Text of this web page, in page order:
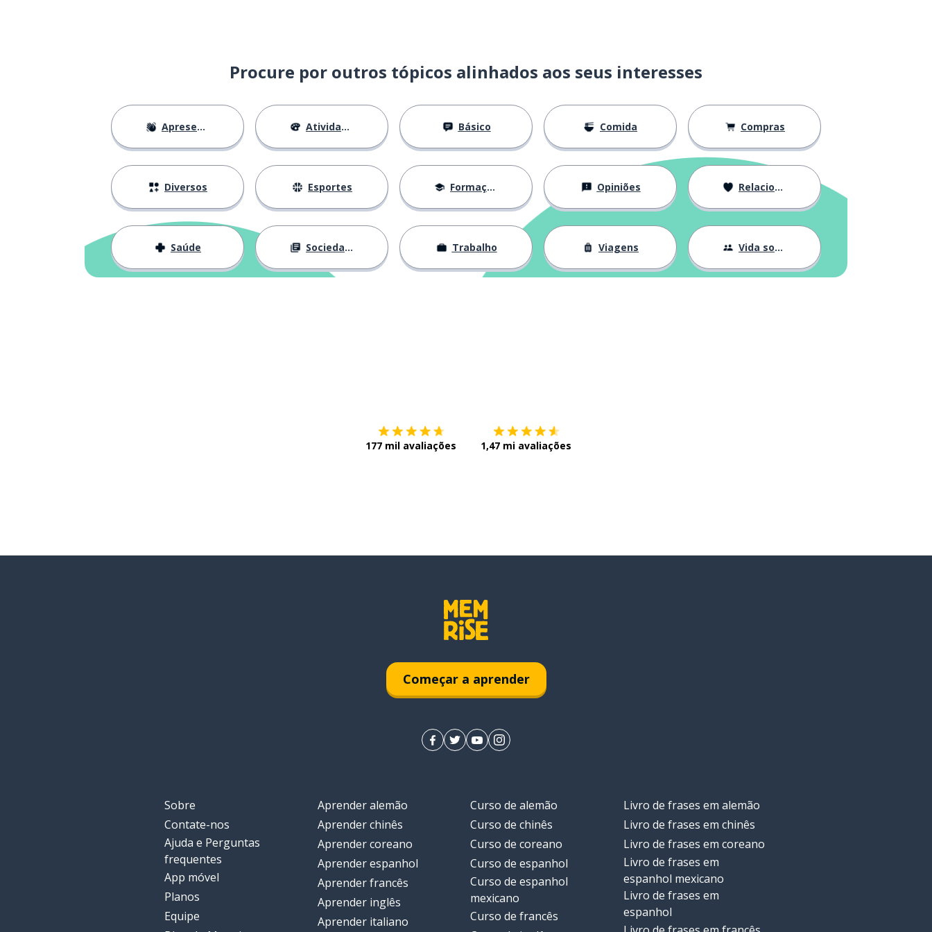
Procure por outros tópicos alinhados aos seus interesses
Apresentações Atividades Básico Comida Compras
Diversos Esportes Formação Opiniões Relacionamentos
Saúde Sociedade Trabalho Viagens Vida social
177 mil avaliações 1,47 mi avaliações
Começar a aprender
Sobre
Contate-nos
Ajuda e Perguntas
frequentes
App móvel
Planos
Equipe
Aprender alemão
Aprender chinês
Aprender coreano
Aprender espanhol
Aprender francês
Aprender inglês
Aprender italiano
Curso de alemão
Curso de chinês
Curso de coreano
Curso de espanhol
Curso de espanhol
mexicano
Curso de francês
Livro de frases em alemão
Livro de frases em chinês
Livro de frases em coreano
Livro de frases em
espanhol mexicano
Livro de frases em
espanhol